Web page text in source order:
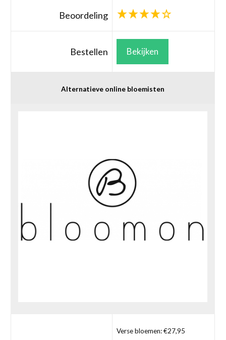
Beoordeling
Bestellen Bekijken
Alternatieve online bloemisten
Verse bloemen: €27,95